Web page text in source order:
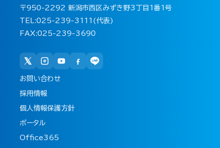
〒950-2292 新潟市西区みずき野3丁目1番1号
TEL:025-239-3111(代表)
FAX:025-239-3690
お問い合わせ
採用情報
個人情報保護方針
ポータル
Office365